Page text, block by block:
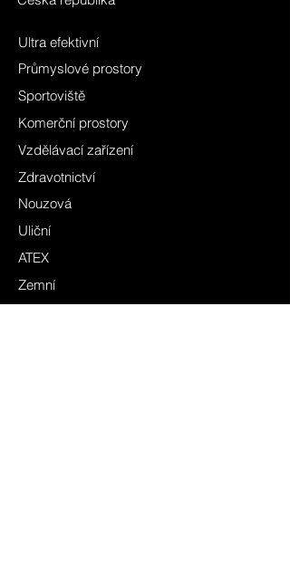
Ultra efektivní
Průmyslové prostory
Sportoviště
Komerční prostory
Vzdělávací zařízení
Zdravotnictví
Nouzová
Uliční
ATEX
Zemní